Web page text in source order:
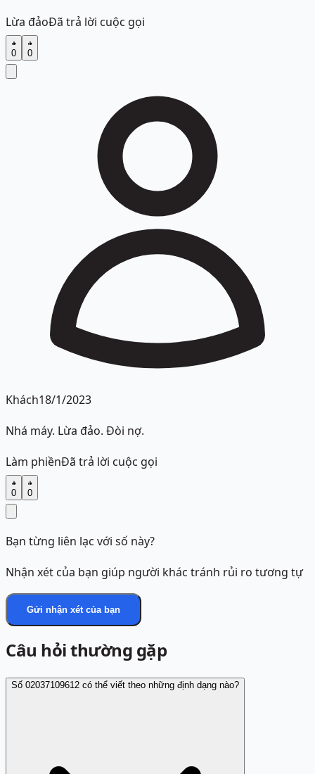
Lừa đảoĐã trả lời cuộc gọi
0 0
Khách18/1/2023
Nhá máy. Lừa đảo. Đòi nợ.
Làm phiềnĐã trả lời cuộc gọi
0 0
Bạn từng liên lạc với số này?
Nhận xét của bạn giúp người khác tránh rủi ro tương tự
Gửi nhận xét của bạn
Câu hỏi thường gặp
Số 02037109612 có thể viết theo những định dạng nào?